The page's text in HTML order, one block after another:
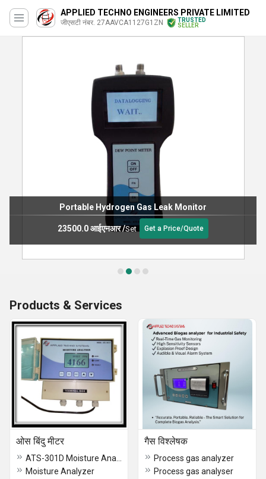
APPLIED TECHNO ENGINEERS PRIVATE LIMITED
जीएसटी नंबर. 27AAVCA1127G1ZN
TRUSTED
SELLER
Portable Hydrogen Gas Leak Monitor
23500.0 आईएनआर/Set Get a Price/Quote
Products & Services
ओस बिंदु मीटर
Moisture Analyzer
गैस विश्लेषक
Process gas analyzer
Process gas analyser